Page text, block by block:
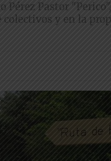
Pérez Pastor
y en la